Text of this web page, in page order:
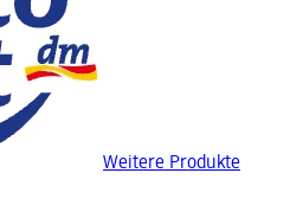
Weitere Produkte